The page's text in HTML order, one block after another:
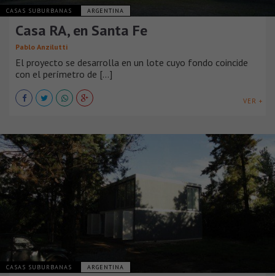
CASAS SUBURBANAS ARGENTINA
Casa RA, en Santa Fe
Pablo Anzilutti
El proyecto se desarrolla en un lote cuyo fondo coincide
con el perímetro de [...]
VER +
CASAS SUBURBANAS ARGENTINA